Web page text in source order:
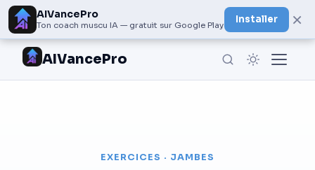
AIVancePro
Ton coach muscu IA — gratuit sur Google Play
Installer ×
AIVancePro
EXERCICES · JAMBES